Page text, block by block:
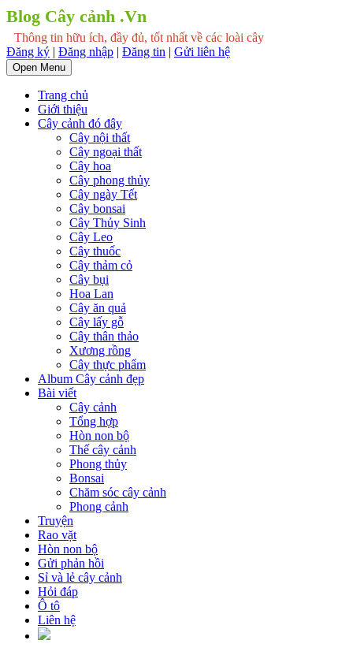
Blog Cây cảnh .Vn
Thông tin hữu ích, đầy đủ, tốt nhất về các loài cây
Đăng ký | Đăng nhập | Đăng tin | Gửi liên hệ
Open Menu
Trang chủ
Giới thiệu
Cây cảnh đó đây
Cây nội thất
Cây ngoại thất
Cây hoa
Cây phong thủy
Cây ngày Tết
Cây bonsai
Cây Thủy Sinh
Cây Leo
Cây thuốc
Cây thảm cỏ
Cây bụi
Hoa Lan
Cây ăn quả
Cây lấy gỗ
Cây thân thảo
Xương rồng
Cây thực phẩm
Album Cây cảnh đẹp
Bài viết
Cây cảnh
Tổng hợp
Hòn non bộ
Thế cây cảnh
Phong thủy
Bonsai
Chăm sóc cây cảnh
Phong cảnh
Truyện
Rao vặt
Hòn non bộ
Gửi phản hồi
Sỉ và lẻ cây cảnh
Hỏi đáp
Ô tô
Liên hệ